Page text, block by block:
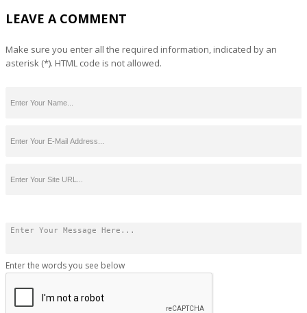
LEAVE A COMMENT
Make sure you enter all the required information, indicated by an
asterisk (*). HTML code is not allowed.
Enter the words you see below